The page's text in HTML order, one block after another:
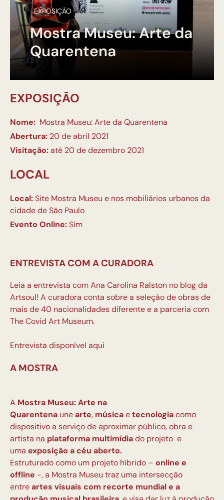
EXPOSIÇÃO
Mostra Museu: Arte da
Quarentena
EXPOSIÇÃO
Nome: Mostra Museu: Arte da Quarentena
Abertura: 20 de abril 2021
Visitação:até 20 de dezembro 2021
LOCAL
Local:Site Mostra Museu e nos mobiliários urbanos da
cidade de São Paulo
Evento Online:Sim
ENTREVISTA COM A CURADORA
Leia a entrevista com Ana Carolina Ralston no blog da
Artsoul! A curadora conta sobre a seleção de obras de
mais de 40 nacionalidades diferente e a parceria com
The Covid Art Museum.
Entrevista disponível aqui
A MOSTRA
A Mostra Museu: Arte na
Quarentena unearte, músicaetecnologiacomo
dispositivo a serviço de aproximar público, obra e
artista na plataforma multimídiado projeto e
uma exposição a céu aberto.
Estruturado como um projeto híbrido – online e
offline -, a Mostra Museu traz uma intersecção
entreartes visuais com recorte mundial e a